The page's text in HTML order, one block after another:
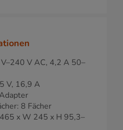
V AC, 4,2 A 50–
V, 16,9 A
8 Fächer
x W 245 x H 95,3–